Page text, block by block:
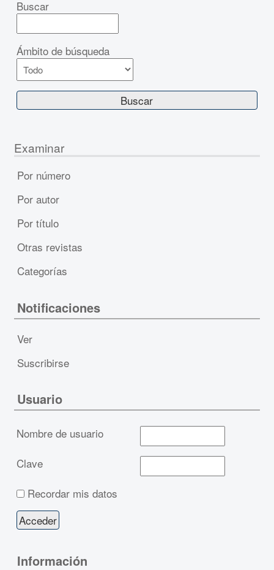
Buscar
Ámbito de búsqueda
Examinar
Por número
Por autor
Por título
Otras revistas
Categorías
Notificaciones
Ver
Suscribirse
Usuario
Nombre de usuario
Clave
Recordar mis datos
Información